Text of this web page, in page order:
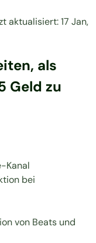
aktualisiert:17 Jan,
als
Geld zu
Kanal
bei
von Beats und